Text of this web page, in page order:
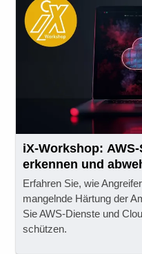
iX-Workshop:
erkennen und
Erfahren Sie, wie
mangelnde Härtung der
Sie AWS-Dienste und
schützen.